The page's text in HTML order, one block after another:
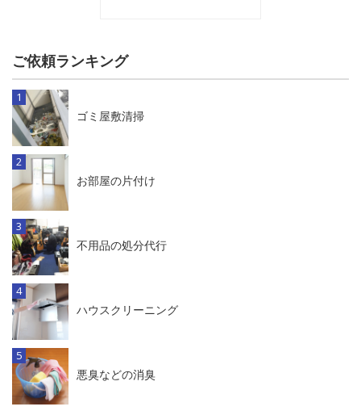
ご依頼ランキング
ゴミ屋敷清掃
お部屋の片付け
不用品の処分代行
ハウスクリーニング
悪臭などの消臭